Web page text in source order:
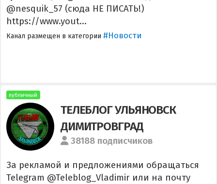
@nesquik_57 (сюда НЕ ПИСАТЬ!)
https://www.yout...
Канал размещен в категории #Новости
публичный
ТЕЛЕБЛОГ УЛЬЯНОВСК
ДИМИТРОВГРАД
38188 подписчиков
За рекламой и предложениями обращаться
Telegram @Teleblog_Vladimir или на почту